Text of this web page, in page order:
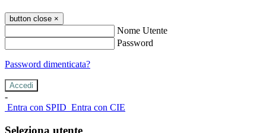
button close ×
Nome Utente
Password
Password dimenticata?
-
Entra con SPID Entra con CIE
Seleziona utente